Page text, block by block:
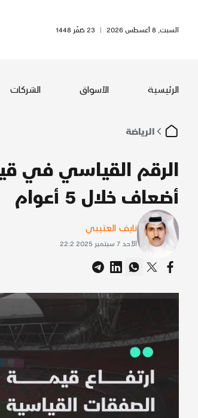
السبت, 8 أغسطس 2026 | 23 صَفَر 1448
الرئيسية الأسواق الشركات
الرياضة
أضعاف خلال 5 أعوام
نايف العتيبي
الأحد 7 سبتمبر 2025 22:2